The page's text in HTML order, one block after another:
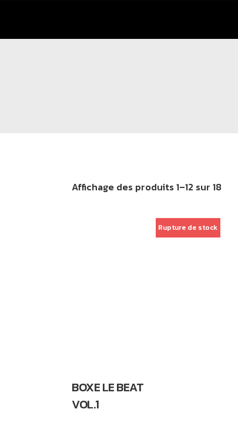
Affichage des produits 1–12 sur 18
Rupture de stock
BOXE LE BEAT
VOL.1